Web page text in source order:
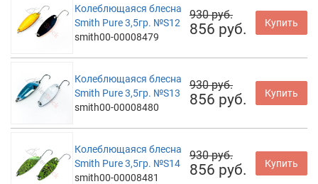
Колеблющаяся блесна
Smith Pure 3,5гр. №S12
smith00-00008479
930 руб.
856 руб. Купить
Колеблющаяся блесна
Smith Pure 3,5гр. №S13
smith00-00008480
930 руб.
856 руб. Купить
Колеблющаяся блесна
Smith Pure 3,5гр. №S14
smith00-00008481
930 руб.
856 руб. Купить